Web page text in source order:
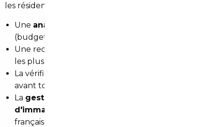
les résidents de Bois-d'Arcy avec :
Une analyse personnalisée
(budget, usage, modèle ciblé)
Une recherche active sur les marchés européens
les plus compétitifs selon votre cahier des charges
La vérification technique et juridique du véhicule
avant tout engagement
La gestion complète des démarches
d'immatriculation
française